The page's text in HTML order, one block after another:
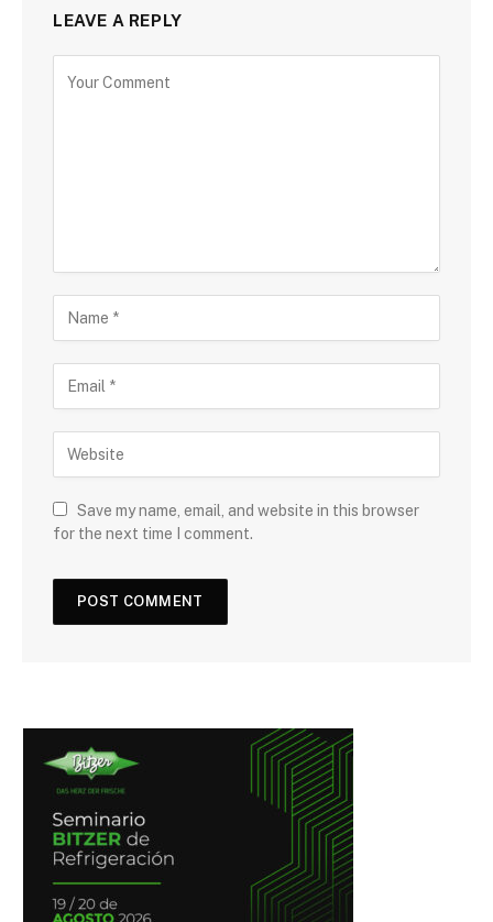
LEAVE A REPLY
Save my name, email, and website in this browser
for the next time I comment.